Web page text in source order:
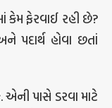
કેમ ફેરવાઈ રહી છે?
પદાર્થ હોવા છતાં
પાસે ડરવા માટે